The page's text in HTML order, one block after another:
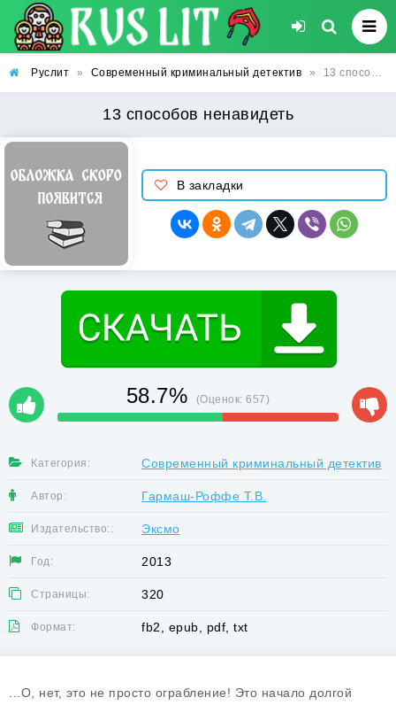
Руслит » Современный криминальный детектив » 13 способов ненавидеть
13 способов ненавидеть
В закладки
58.7% (Оценок:657)
Категория: Современный криминальный детектив
Автор: Гармаш-Роффе Т.В.
Издательство:: Эксмо
Год: 2013
Страницы: 320
Формат: fb2, epub, pdf, txt
...О, нет, это не просто ограбление! Это начало долгой